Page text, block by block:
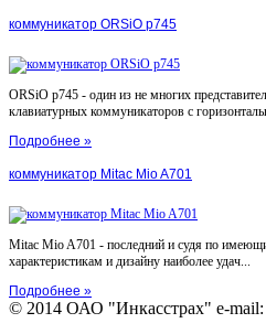
коммуникатор ORSiO p745
ORSiO p745 - один из не многих
клавиатурных коммуникаторов с
Подробнее »
коммуникатор Mitac Mio A701
Mitac Mio A701 - последний и судя по
характеристикам и дизайну наиболее удач...
Подробнее »
© 2014 ОАО "Инкасстрах" e-mail: